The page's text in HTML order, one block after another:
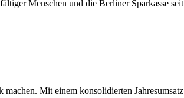
Menschen und die Berliner Sparkasse
Mit einem konsolidierten